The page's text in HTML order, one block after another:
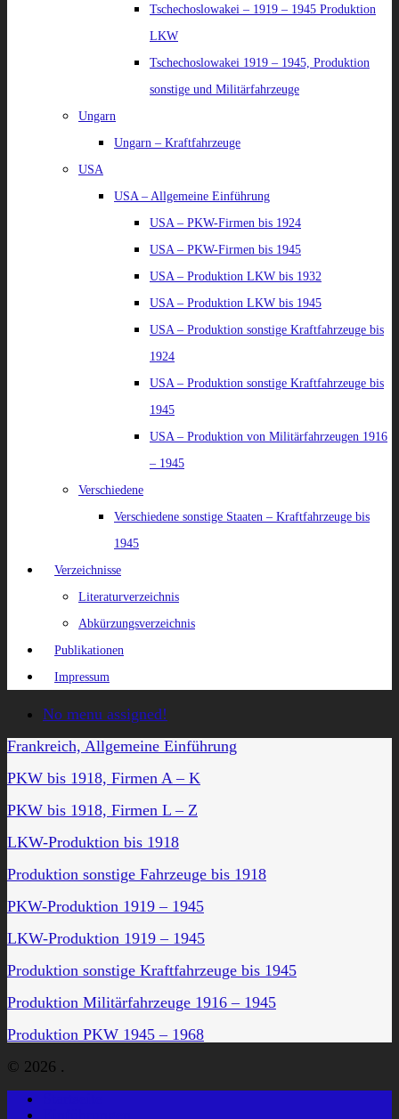
Tschechoslowakei – 1919 – 1945 Produktion
LKW
Tschechoslowakei 1919 – 1945, Produktion
sonstige und Militärfahrzeuge
Ungarn
Ungarn – Kraftfahrzeuge
USA
USA – Allgemeine Einführung
USA – PKW-Firmen bis 1924
USA – PKW-Firmen bis 1945
USA – Produktion LKW bis 1932
USA – Produktion LKW bis 1945
USA – Produktion sonstige Kraftfahrzeuge bis
1924
USA – Produktion sonstige Kraftfahrzeuge bis
1945
USA – Produktion von Militärfahrzeugen 1916
– 1945
Verschiedene
Verschiedene sonstige Staaten – Kraftfahrzeuge bis
1945
Verzeichnisse
Literaturverzeichnis
Abkürzungsverzeichnis
Publikationen
Impressum
No menu assigned!
Frankreich, Allgemeine Einführung
PKW bis 1918, Firmen A – K
PKW bis 1918, Firmen L – Z
LKW-Produktion bis 1918
Produktion sonstige Fahrzeuge bis 1918
PKW-Produktion 1919 – 1945
LKW-Produktion 1919 – 1945
Produktion sonstige Kraftfahrzeuge bis 1945
Produktion Militärfahrzeuge 1916 – 1945
Produktion PKW 1945 – 1968
© 2026 .